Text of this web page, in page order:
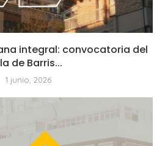
integral: convocatoria del
de Barris...
1 junio, 2026